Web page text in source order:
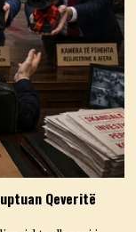
Qeveritë